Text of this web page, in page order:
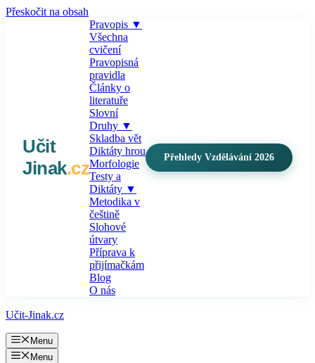
Přeskočit na obsah
Učit
Jinak.cz
Pravopis ▼
Všechna
cvičení
Pravopisná
pravidla
Články o
literatuře
Slovní
Druhy ▼
Skladba vět
Diktáty hrou
Morfologie
Testy a
Diktáty ▼
Metodika v
češtině
Slohové
útvary
Příprava k
přijímačkám
Blog
O nás
Přehledy Vzdělávání 2026
Učit-Jinak.cz
Menu
Menu